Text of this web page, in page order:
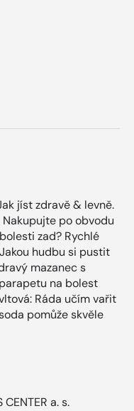
jíst zdravě & levně.
po obvodu
zad? Rychlé
hudbu si pustit
mazanec s
na bolest
Ráda učím vařit
pomůže skvěle
CENTER a. s.